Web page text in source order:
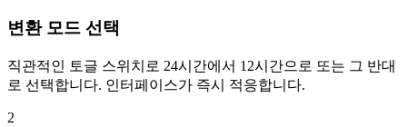
변환 모드 선택
직관적인 토글 스위치로 24시간에서 12시간으로 또는 그 반대
로 선택합니다. 인터페이스가 즉시 적응합니다.
2